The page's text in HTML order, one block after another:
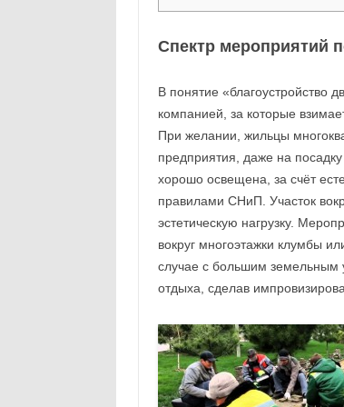
Спектр мероприятий
В понятие «благоустройство
компанией, за которые
При желании, жильцы
предприятия, даже на
хорошо освещена, за счёт
правилами СНиП. Участок
эстетическую нагрузку.
вокруг многоэтажки клумбы
случае с большим земельным
отдыха, сделав